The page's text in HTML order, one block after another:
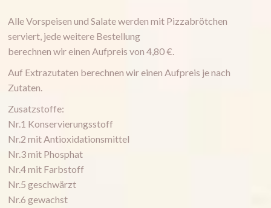
Alle Vorspeisen und Salate werden mit Pizzabrötchen
serviert, jede weitere Bestellung
berechnen wir einen Aufpreis von 4,80 €.
Auf Extrazutaten berechnen wir einen Aufpreis je nach
Zutaten.
Zusatzstoffe:
Nr.1 Konservierungsstoff
Nr.2 mit Antioxidationsmittel
Nr.3 mit Phosphat
Nr.4 mit Farbstoff
Nr.5 geschwärzt
Nr.6 gewachst